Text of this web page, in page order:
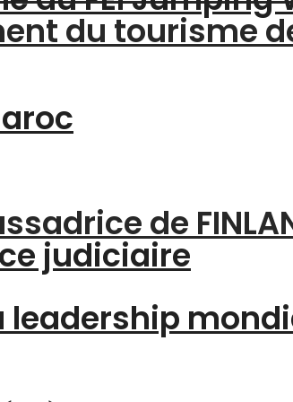
du tourisme
de
judiciaire
leadership